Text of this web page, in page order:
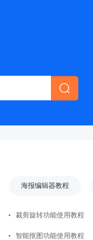
裁剪旋转功能使用教程
智能抠图功能使用教程
海报编辑器教程